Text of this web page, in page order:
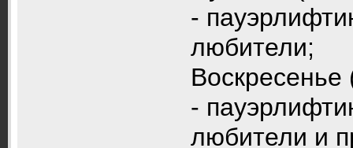
-
любители;
Воскресенье
-
любители и